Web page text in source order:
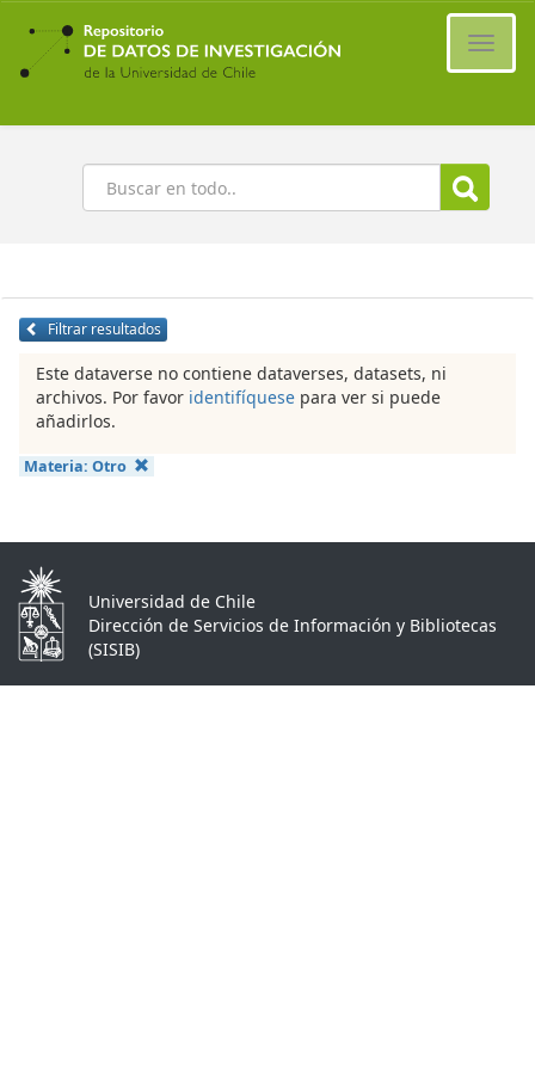
Ir
contenido
principal
Buscar
Filtrar resultados
Este dataverse no contiene dataverses, datasets, ni
archivos. Por favor identifíquese para ver si puede
añadirlos.
Materia: Otro
Universidad de Chile
Dirección de Servicios de Información y Bibliotecas
(SISIB)